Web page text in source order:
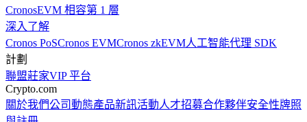
CronosEVM 相容第 1 層
深入了解
Cronos PoSCronos EVMCronos zkEVM人工智能代理 SDK
計劃
聯盟莊家VIP 平台
Crypto.com
關於我們公司動態產品新訊活動人才招募合作夥伴安全性牌照